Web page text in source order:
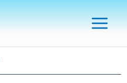
Main
Menu